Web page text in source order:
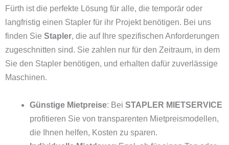
Fürth ist die perfekte Lösung für alle, die temporär oder
langfristig einen Stapler für ihr Projekt benötigen. Bei uns
finden Sie Stapler, die auf Ihre spezifischen Anforderungen
zugeschnitten sind. Sie zahlen nur für den Zeitraum, in dem
Sie den Stapler benötigen, und erhalten dafür zuverlässige
Maschinen.
Günstige Mietpreise: Bei STAPLER MIETSERVICE
profitieren Sie von transparenten Mietpreismodellen,
die Ihnen helfen, Kosten zu sparen.